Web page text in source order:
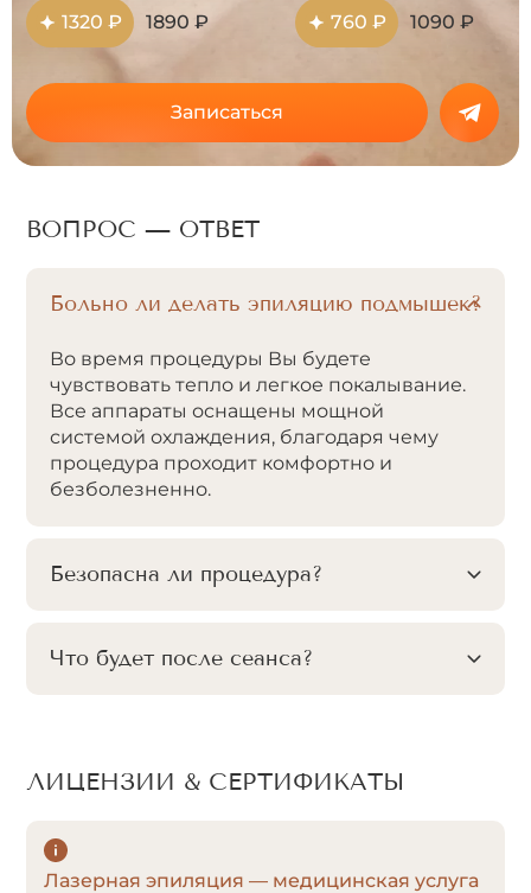
1320 ₽ 1890 ₽ 760 ₽ 1090 ₽
Записаться
ВОПРОС — ОТВЕТ
Больно ли делать эпиляцию подмышек?
Во время процедуры Вы будете
чувствовать тепло и легкое покалывание.
Все аппараты оснащены мощной
системой охлаждения, благодаря чему
процедура проходит комфортно и
безболезненно.
Безопасна ли процедура?
Что будет после сеанса?
ЛИЦЕНЗИИ & СЕРТИФИКАТЫ
Лазерная эпиляция — медицинская услуга